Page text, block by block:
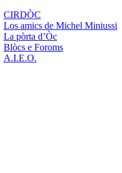
CIRDÒC
Los amics de Michel Miniussi
La pòrta d’Òc
Blòcs e Foroms
A.I.E.O.